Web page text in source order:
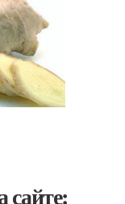
сайте: